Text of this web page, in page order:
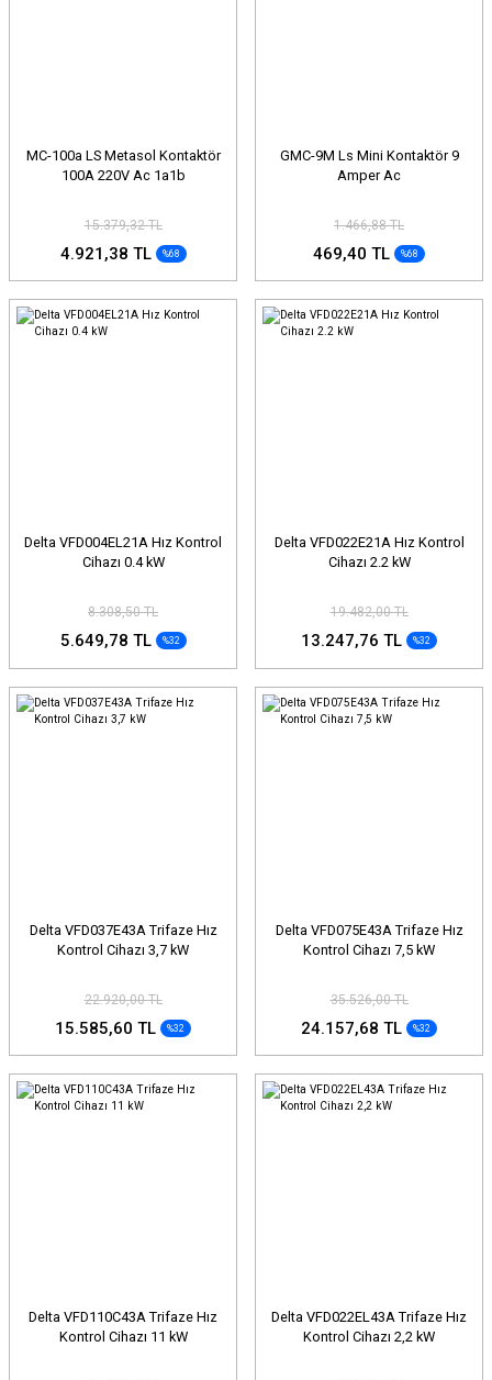
MC-100a LS Metasol Kontaktör
100A 220V Ac 1a1b
15.379,32 TL
4.921,38 TL %68
GMC-9M Ls Mini Kontaktör 9
Amper Ac
1.466,88 TL
469,40 TL %68
Delta VFD004EL21A Hız Kontrol
Cihazı 0.4 kW
8.308,50 TL
5.649,78 TL %32
Delta VFD022E21A Hız Kontrol
Cihazı 2.2 kW
19.482,00 TL
13.247,76 TL %32
Delta VFD037E43A Trifaze Hız
Kontrol Cihazı 3,7 kW
22.920,00 TL
15.585,60 TL %32
Delta VFD075E43A Trifaze Hız
Kontrol Cihazı 7,5 kW
35.526,00 TL
24.157,68 TL %32
Delta VFD110C43A Trifaze Hız
Kontrol Cihazı 11 kW
Delta VFD022EL43A Trifaze Hız
Kontrol Cihazı 2,2 kW